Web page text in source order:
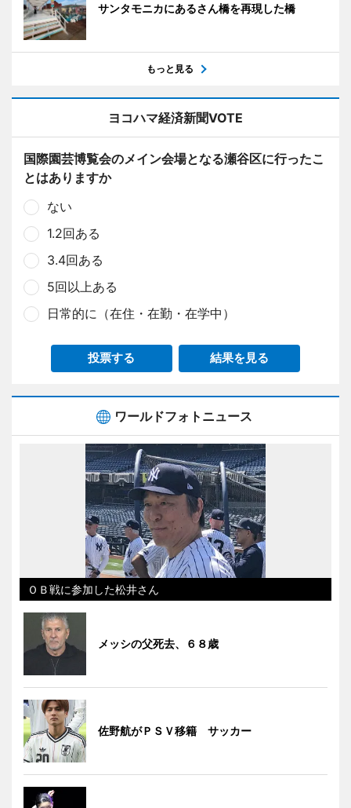
サンタモニカにあるさん橋を再現した橋
もっと見る
ヨコハマ経済新聞VOTE
国際園芸博覧会のメイン会場となる瀬谷区に行ったこ
とはありますか
ない
1.2回ある
3.4回ある
5回以上ある
日常的に（在住・在勤・在学中）
投票する 結果を見る
ワールドフォトニュース
ＯＢ戦に参加した松井さん
メッシの父死去、６８歳
佐野航がＰＳＶ移籍 サッカー